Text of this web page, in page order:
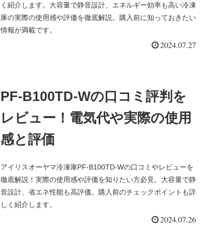
く紹介します。大容量で静音設計、エネルギー効率も高い冷凍
庫の実際の使用感や評価を徹底解説。購入前に知っておきたい
情報が満載です。
2024.07.27
PF-B100TD-Wの口コミ評判を
レビュー！電気代や実際の使用
感と評価
アイリスオーヤマ冷凍庫PF-B100TD-Wの口コミやレビューを
徹底解説！実際の使用感や評価を知りたい方必見。大容量で静
音設計、省エネ性能も高評価。購入前のチェックポイントも詳
しく紹介します。
2024.07.26